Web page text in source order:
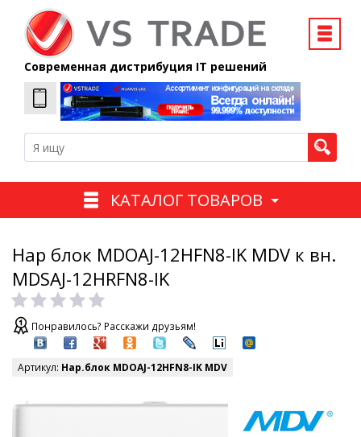
Современная дистрибуция IT решений
КАТАЛОГ ТОВАРОВ
Нар блок MDOAJ-12HFN8-IK MDV к вн.
MDSAJ-12HRFN8-IK
Понравилось? Расскажи друзьям!
Артикул: Нар.блок MDOAJ-12HFN8-IK MDV